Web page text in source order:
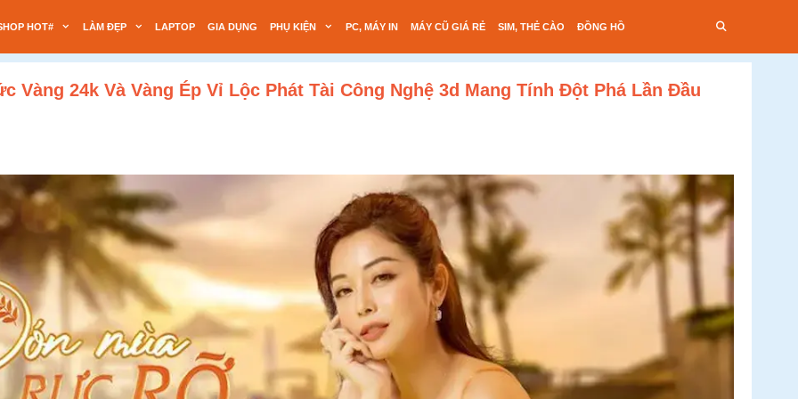
HOT# LÀM ĐẸP LAPTOP GIA DỤNG PHỤ KIỆN PC, MÁY IN MÁY CŨ GIÁ RẺ SIM, THẺ CÀO ĐỒNG HỒ
Vàng 24k Và Vàng Ép Vỉ Lộc Phát Tài Công Nghệ 3d Mang Tính Đột Phá Lần Đầu